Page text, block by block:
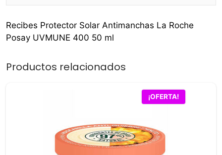
Recibes Protector Solar Antimanchas La Roche
Posay UVMUNE 400 50 ml
Productos relacionados
¡OFERTA!